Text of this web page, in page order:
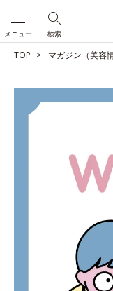
検索
メニュー
TOP マガジン（美容